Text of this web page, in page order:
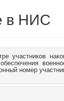
в НИС
участников
номер